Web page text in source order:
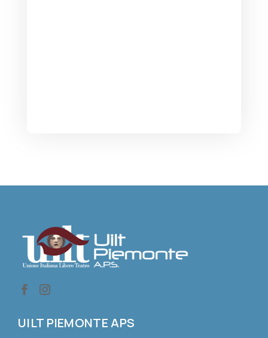
UILT PIEMONTE APS